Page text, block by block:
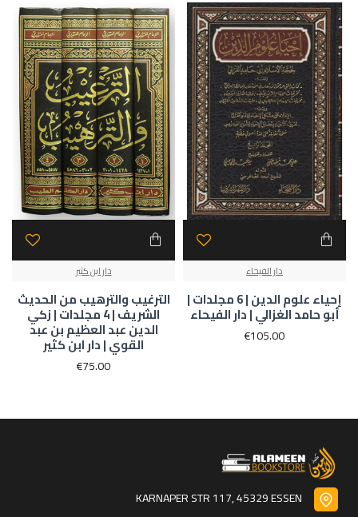
دار الفيحاء
إحياء علوم الدين | 6 مجلدات |
أبو حامد الغزالي | دار الفيحاء
€105.00
دار ابن كثير
الترغيب والترهيب من الحديث
الشريف | 4 مجلدات | زكي
الدين عبد العظيم بن عبد
القوي | دار ابن كثير
€75.00
KARNAPER STR 117, 45329 ESSEN